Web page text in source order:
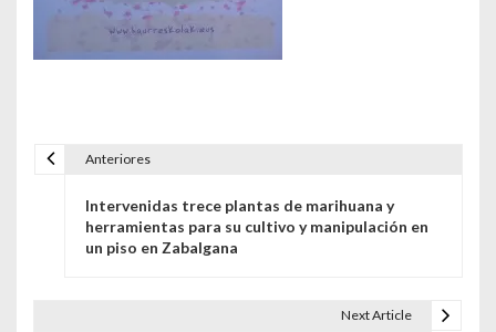
Anteriores
Intervenidas trece plantas de marihuana y
herramientas para su cultivo y manipulación en
un piso en Zabalgana
Next Article